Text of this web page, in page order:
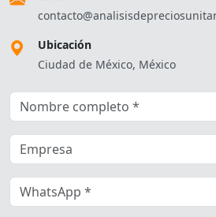
Ubicación
Ciudad de México, México